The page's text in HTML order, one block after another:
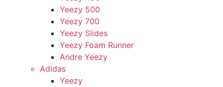
Yeezy 500
Yeezy 700
Yeezy Slides
Yeezy Foam Runner
Andre Yeezy
Adidas
Yeezy